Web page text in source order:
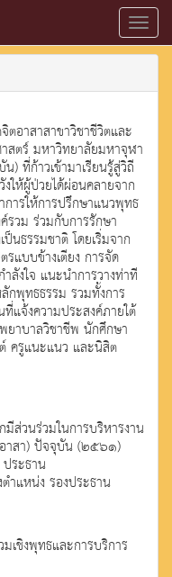
อาสาสาขาวิชาชีวิตและ
สตร์ มหาวิทยาลัยมหาจุฬา
ที่ก้าวเข้ามาเรียนรู้สู่วิถี
ให้ผู้ป่วยได้ผ่อนคลายจาก
ารให้การปรึกษาแนวพุทธ
รวม ร่วมกับการรักษา
นธรรมชาติ โดยเริ่มจาก
รแบบข้างเตียง การจัด
ลังใจ แนะนำการวางท่าที
กพุทธธรรม รวมทั้งการ
แจ้งความประสงค์ภายใต้
ยาบาลวิชาชีพ นักศึกษา
ครูแนะแนว และนิสิต
ส่วนร่วมในการบริหารงาน
าสา) ปัจจุบัน (๒๕๖๑)
ระธาน
ำแหน่ง รองประธาน
เชิงพุทธและการบริการ